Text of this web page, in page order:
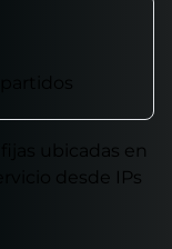
ubicadas en
desde IPs